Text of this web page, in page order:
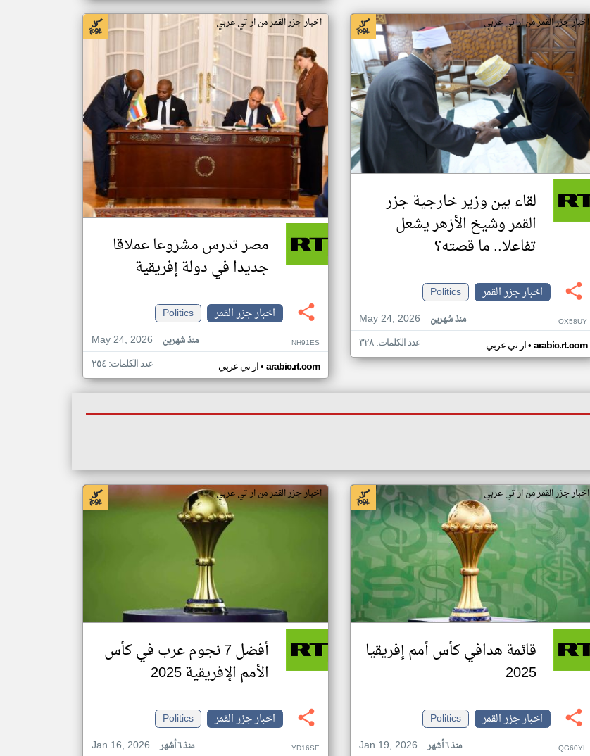
اخبار جزر القمر من ار تي عربي
لقاء بين وزير خارجية جزر
القمر وشيخ الأزهر يشعل
تفاعلا.. ما قصته؟
اخبار جزر القمر
Politics
May 24, 2026
منذ شهرين OX58UY
ار تي عربي• arabic.rt.com عدد الكلمات: ٣٢٨
اخبار جزر القمر من ار تي عربي
مصر تدرس مشروعا عملاقا
جديدا في دولة إفريقية
اخبار جزر القمر
Politics
May 24, 2026
منذ شهرين NH91ES
ار تي عربي• arabic.rt.com عدد الكلمات: ٢٥٤
اخبار جزر القمر من ار تي عربي
قائمة هدافي كأس أمم إفريقيا
2025
اخبار جزر القمر
Politics
Jan 19, 2026
منذ ٦ أشهر QG60YL
اخبار جزر القمر من ار تي عربي
أفضل 7 نجوم عرب في كأس
الأمم الإفريقية 2025
اخبار جزر القمر
Politics
Jan 16, 2026
منذ ٦ أشهر YD16SE